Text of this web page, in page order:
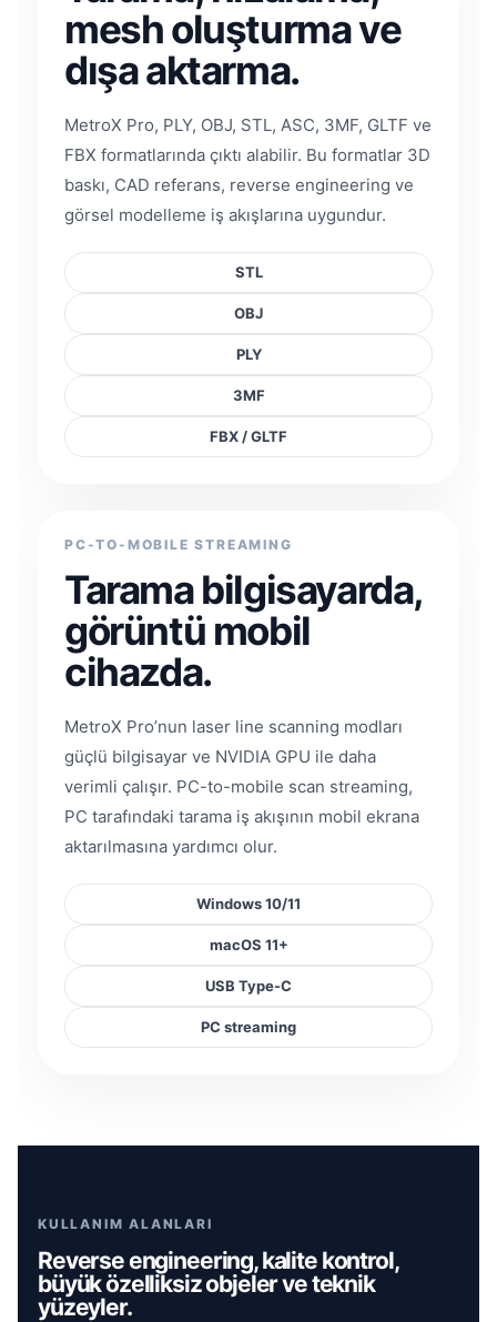
mesh oluşturma ve
dışa aktarma.
MetroX Pro, PLY, OBJ, STL, ASC, 3MF, GLTF ve
FBX formatlarında çıktı alabilir. Bu formatlar 3D
baskı, CAD referans, reverse engineering ve
görsel modelleme iş akışlarına uygundur.
STL
OBJ
PLY
3MF
FBX / GLTF
PC-TO-MOBILE STREAMING
Tarama bilgisayarda,
görüntü mobil
cihazda.
MetroX Pro’nun laser line scanning modları
güçlü bilgisayar ve NVIDIA GPU ile daha
verimli çalışır. PC-to-mobile scan streaming,
PC tarafındaki tarama iş akışının mobil ekrana
aktarılmasına yardımcı olur.
Windows 10/11
macOS 11+
USB Type-C
PC streaming
KULLANIM ALANLARI
Reverse engineering, kalite kontrol,
büyük özelliksiz objeler ve teknik
yüzeyler.